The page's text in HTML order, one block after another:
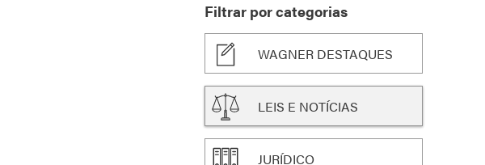
Filtrar por categorias
WAGNER DESTAQUES
LEIS E NOTÍCIAS
JURÍDICO